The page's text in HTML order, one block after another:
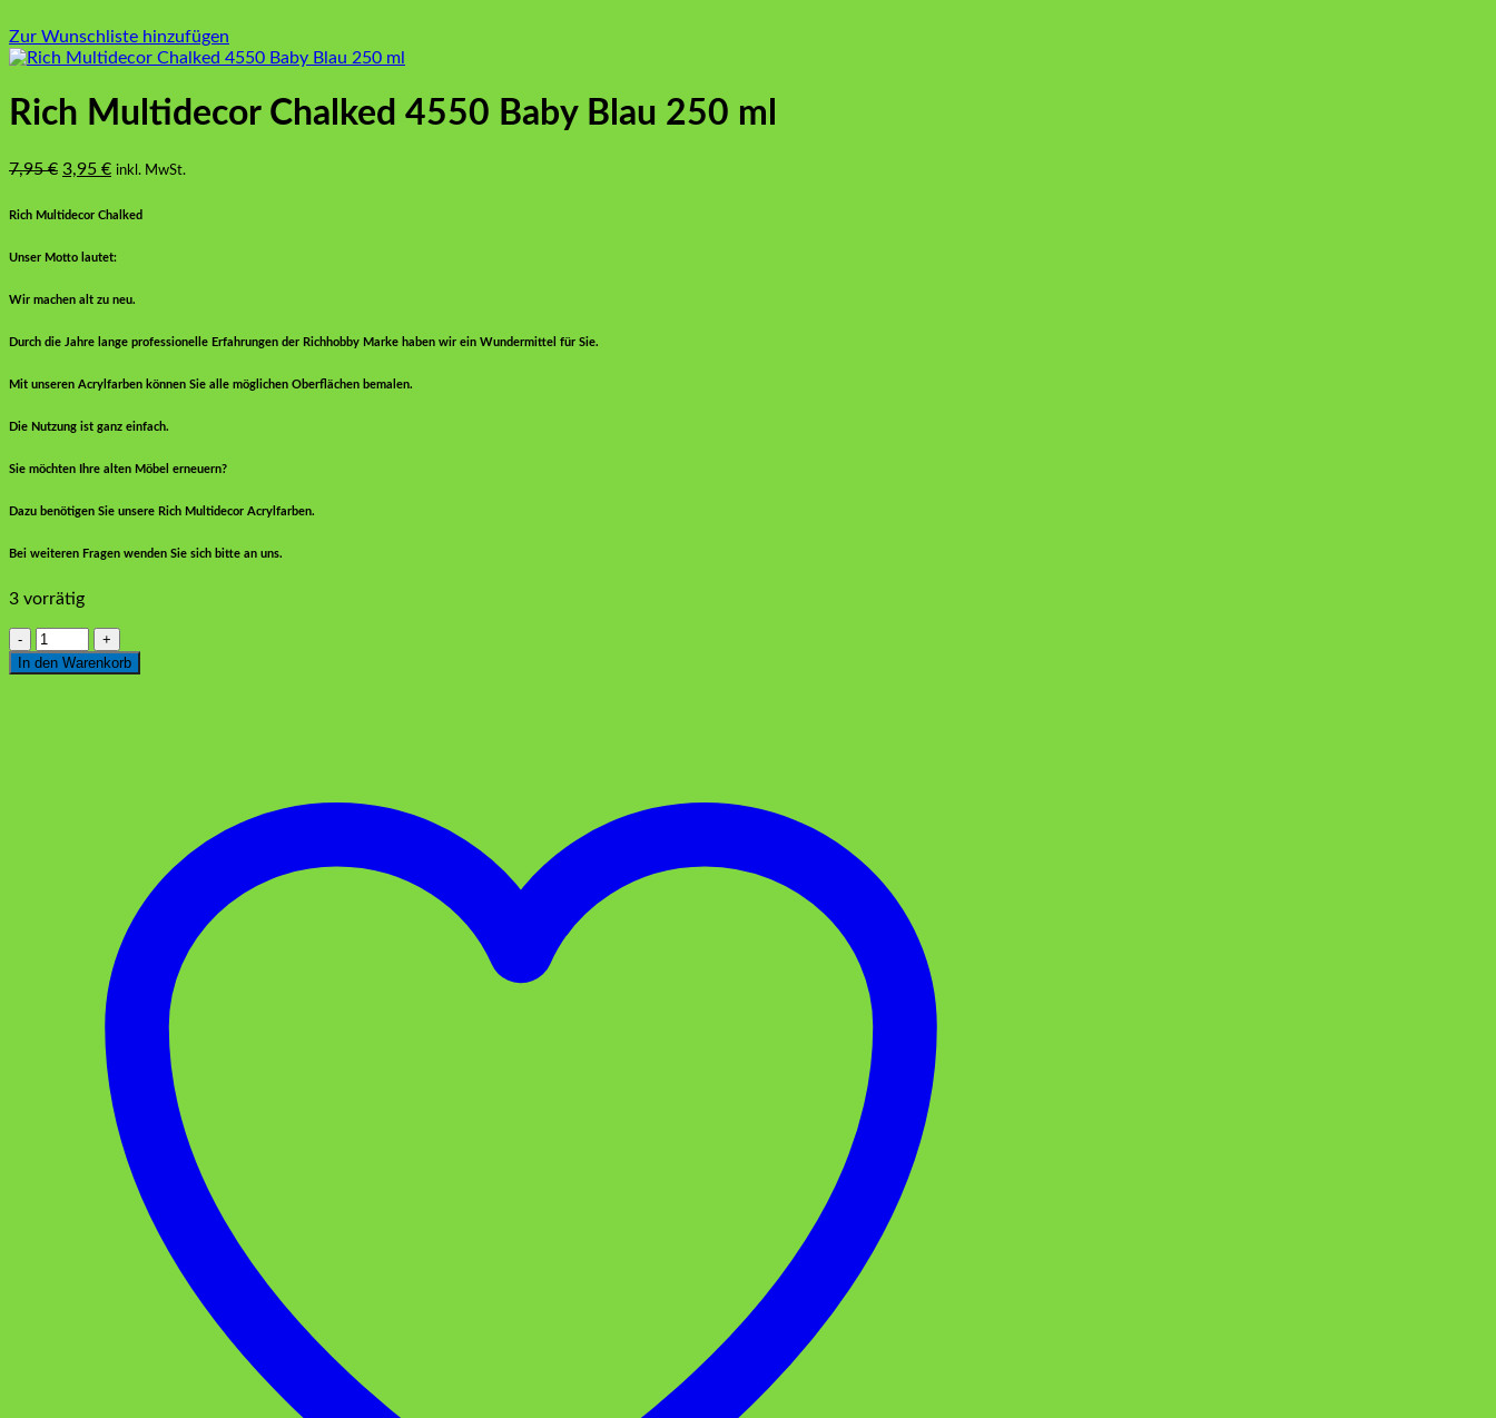
Zur Wunschliste hinzufügen
Rich Multidecor Chalked 4550 Baby Blau 250 ml
7,95€ Ursprünglicher
war:
3,95 €Aktueller
ist:
inkl. MwSt.
Rich Multidecor Chalked
Unser Motto lautet:
Wir machen alt zu neu.
Durch die Jahre lange professionelle Erfahrungen der Richhobby Marke haben wir ein Wundermittel für Sie.
Mit unseren Acrylfarben können Sie alle möglichen Oberflächen bemalen.
Die Nutzung ist ganz einfach.
Sie möchten Ihre alten Möbel erneuern?
Dazu benötigen Sie unsere Rich Multidecor Acrylfarben.
Bei weiteren Fragen wenden Sie sich bitte an uns.
3 vorrätig
Rich
Multidecor
Chalked
In den Warenkorb